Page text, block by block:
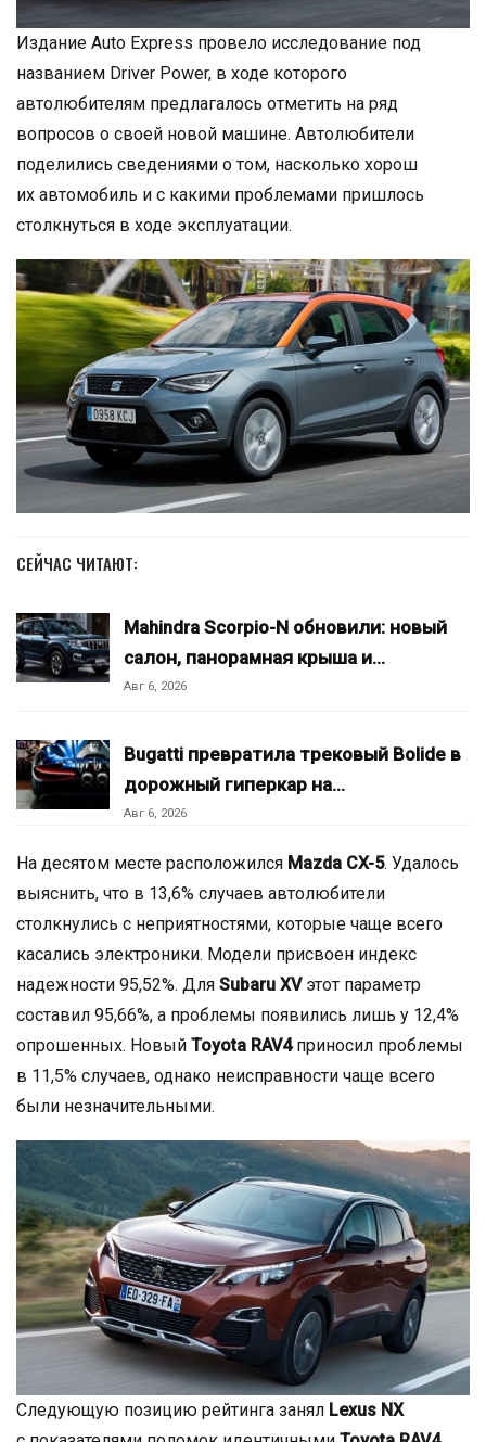
Издание Auto Express провело исследование под
названием Driver Power, в ходе которого
автолюбителям предлагалось отметить на ряд
вопросов о своей новой машине. Автолюбители
поделились сведениями о том, насколько хорош
их автомобиль и с какими проблемами пришлось
столкнуться в ходе эксплуатации.
СЕЙЧАС ЧИТАЮТ:
Mahindra Scorpio-N обновили: новый
салон, панорамная крыша и…
Авг 6, 2026
Bugatti превратила трековый Bolide в
дорожный гиперкар на…
Авг 6, 2026
На десятом месте расположился Mazda CX-5. Удалось
выяснить, что в 13,6% случаев автолюбители
столкнулись с неприятностями, которые чаще всего
касались электроники. Модели присвоен индекс
надежности 95,52%. Для Subaru XVэтот параметр
составил 95,66%, а проблемы появились лишь у 12,4%
опрошенных. Новый Toyota RAV4приносил проблемы
в 11,5% случаев, однако неисправности чаще всего
были незначительными.
Следующую позицию рейтинга занял Lexus NX